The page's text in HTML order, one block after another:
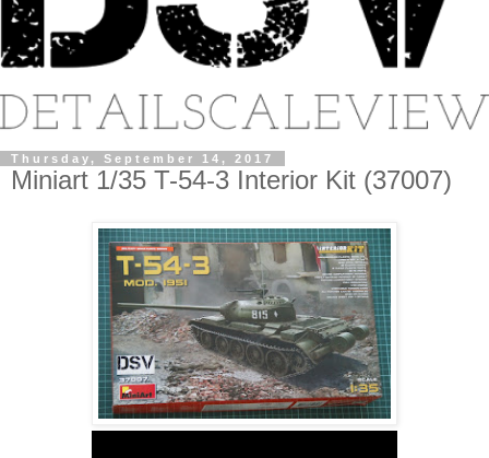
Thursday, September 14, 2017
Miniart 1/35 T-54-3 Interior Kit (37007)